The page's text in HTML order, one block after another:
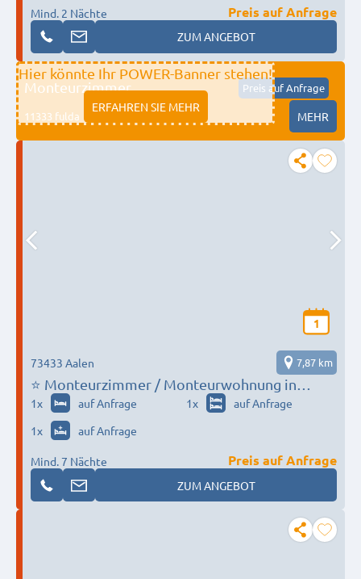
Mind. 2 Nächte
Preis auf Anfrage
ZUM ANGEBOT
Hier könnte Ihr POWER-Banner stehen!
ERFAHREN SIE MEHR
Monteurzimmer Preis auf Anfrage
11333 fulda MEHR
1
⭐ Monteurzimmer / Monteurwohnung in
Aalen, inkl. Reinigung, erreichbar (Tel: +49 1578
5118218)
73433 Aalen 7,87 km
1x auf Anfrage 1x
auf Anfrage
1x auf Anfrage
Mind. 7 Nächte
Preis auf Anfrage
ZUM ANGEBOT